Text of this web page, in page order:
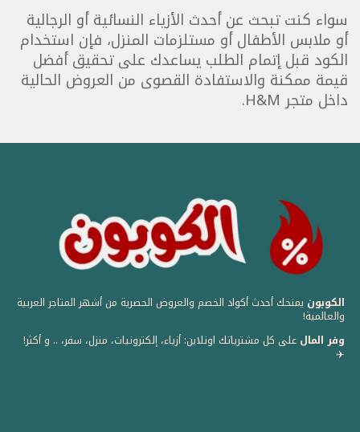
سواء كنت تبحث عن أحدث الأزياء النسائية أو الرجالية
أو ملابس الأطفال أو مستلزمات المنزل، فإن استخدام
الكود قبل إتمام الطلب يساعدك على تحقيق أفضل
قيمة ممكنة والاستفادة القصوى من العروض الحالية
داخل متجر H&M.
الكوبون يمنحك أحدث أكواد الخصم والعروض الحصرية من أشهر المتاجر العربية
والعالمية! ️
وفر المال على كل مشترياتك اونلاين: أزياء، إلكترونيات، منزل، سفر، .. و أكثر!
✈️